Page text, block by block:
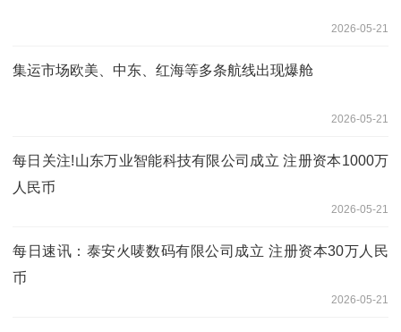
2026-05-21
集运市场欧美、中东、红海等多条航线出现爆舱
2026-05-21
每日关注!山东万业智能科技有限公司成立 注册资本1000万
人民币
2026-05-21
每日速讯：泰安火唛数码有限公司成立 注册资本30万人民
币
2026-05-21